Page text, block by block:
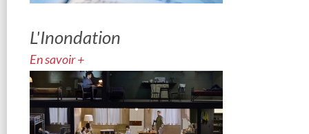
L'Inondation
En savoir +